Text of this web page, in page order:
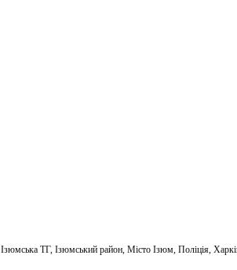
Ізюмська ТГ,Ізюмський район,Місто Ізюм,Поліція,